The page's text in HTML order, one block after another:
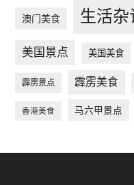
澳门美食 生活杂
美国景点 美国美食
霹雳景点 霹雳美食
香港美食 马六甲景点